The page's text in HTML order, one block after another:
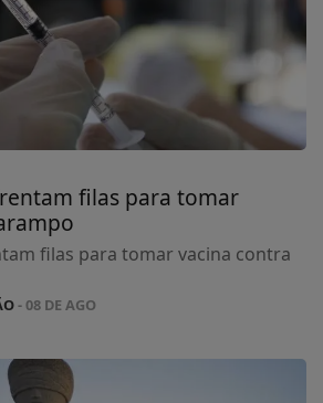
filas para tomar
filas para tomar vacina contra
- 08 DE AGO